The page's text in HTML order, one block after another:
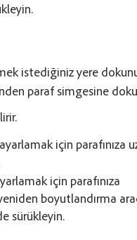
istediğiniz yere
paraf simgesine
için parafınıza
için parafınıza
boyutlandırma
sürükleyin.